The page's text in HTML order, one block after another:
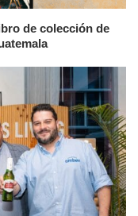
de colección de